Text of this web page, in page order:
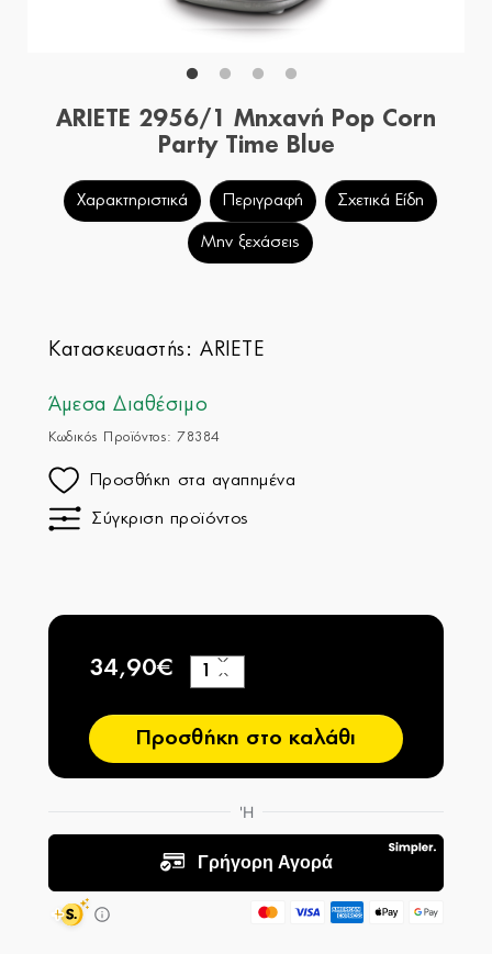
ARIETE 2956/1 Μηχανή Pop Corn
Party Time Blue
Χαρακτηριστικά Περιγραφή Σχετικά Είδη
Μην ξεχάσεις
Κατασκευαστής:ARIETE
Άμεσα Διαθέσιμο
Κωδικός Προϊόντος: 78384
Προσθήκη στα αγαπημένα
Σύγκριση προϊόντος
34,90€
−
+
Προσθήκη στο καλάθι